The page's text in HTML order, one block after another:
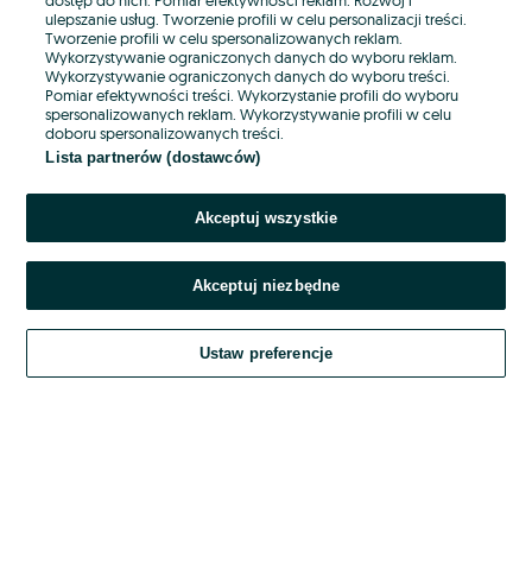
Hasło
Nie pamiętasz hasła?
Zaloguj się
Kontynuując za pośrednictwem jednego z dostawców wskazanych powyżej,
Regulamin serwisu OLX.pl w jego aktualnym brzmieniu.
ulepszanie usług. Tworzenie profili w celu personalizacji treści.
Tworzenie profili w celu spersonalizowanych reklam.
Wykorzystywanie ograniczonych danych do wyboru reklam.
Wykorzystywanie ograniczonych danych do wyboru treści.
Pomiar efektywności treści. Wykorzystanie profili do wyboru
spersonalizowanych reklam. Wykorzystywanie profili w celu
doboru spersonalizowanych treści.
Lista partnerów (dostawców)
Akceptuj wszystkie
Akceptuj niezbędne
Ustaw preferencje